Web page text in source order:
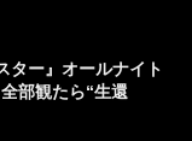
ター』オールナイト
部観たら“生還